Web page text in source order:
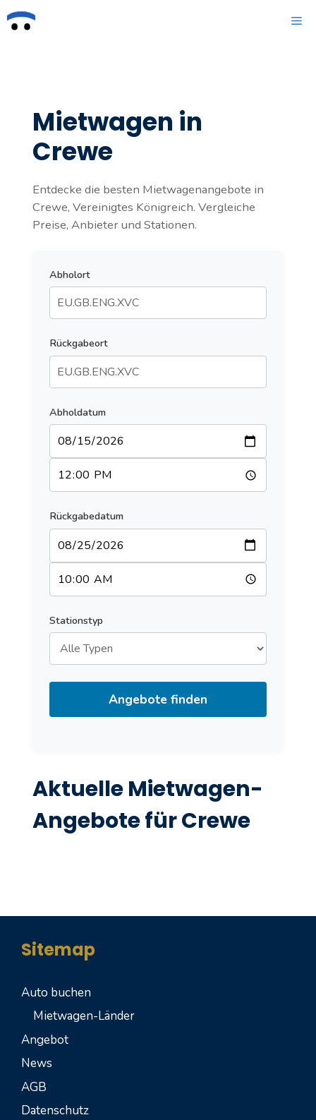
Zum
Inhalt
Mietwagen in
Crewe
Entdecke die besten Mietwagenangebote in
Crewe, Vereinigtes Königreich. Vergleiche
Preise, Anbieter und Stationen.
Abholort
Rückgabeort
Abholdatum
Rückgabedatum
Stationstyp
Angebote finden
Aktuelle Mietwagen-
Angebote für Crewe
Sitemap
Auto buchen
Mietwagen-Länder
Angebot
News
AGB
Datenschutz